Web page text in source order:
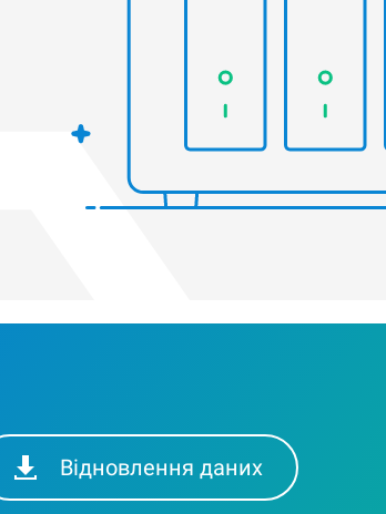
Відновлення даних